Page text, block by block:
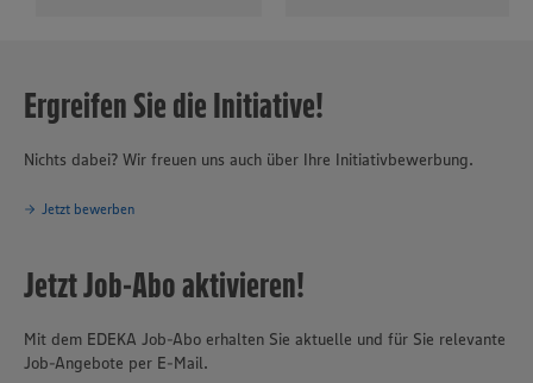
Ergreifen Sie die Initiative!
Nichts dabei? Wir freuen uns auch über Ihre Initiativbewerbung.
Jetzt bewerben
Jetzt Job-Abo aktivieren!
Mit dem EDEKA Job-Abo erhalten Sie aktuelle und für Sie relevante
Job-Angebote per E-Mail.